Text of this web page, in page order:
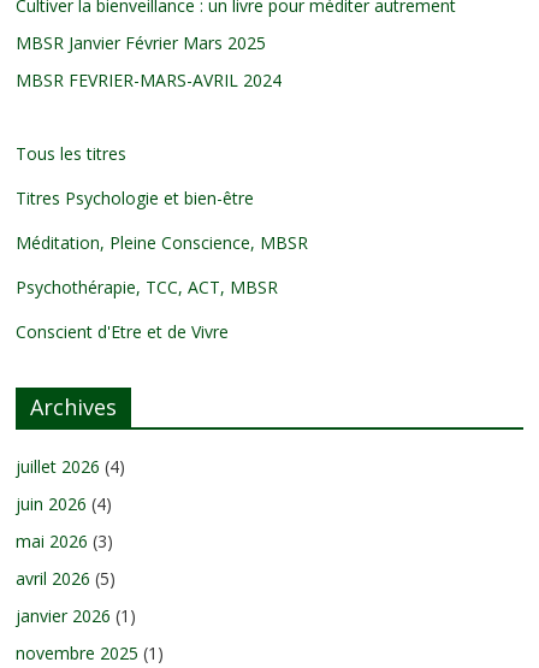
Cultiver la bienveillance : un livre pour méditer autrement
MBSR Janvier Février Mars 2025
MBSR FEVRIER-MARS-AVRIL 2024
Tous les titres
Titres Psychologie et bien-être
Méditation, Pleine Conscience, MBSR
Psychothérapie, TCC, ACT, MBSR
Conscient d'Etre et de Vivre
Archives
juillet 2026 (4)
juin 2026 (4)
mai 2026 (3)
avril 2026 (5)
janvier 2026 (1)
novembre 2025 (1)